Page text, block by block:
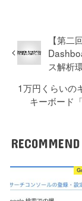
【第
ス解析
1万円くらいの
キーボード
RECOMMEND